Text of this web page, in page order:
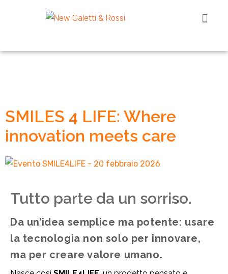
SMILES 4 LIFE: Where
innovation meets care
Tutto parte da un sorriso.
Da un’idea semplice ma potente: usare
la tecnologia non solo per innovare,
ma per creare valore umano.